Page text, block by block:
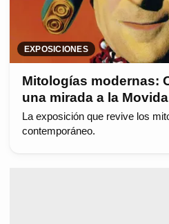
EXPOSICIONES
Mitologías modernas:
una mirada a la
La exposición que revive los
contemporáneo.